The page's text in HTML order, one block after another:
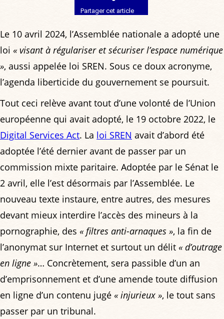
Partager cet article
Le 10 avril 2024, l’Assemblée nationale a adopté une
loi « visant à régulariser et sécuriser l’espace numérique
», aussi appelée loi SREN. Sous ce doux acronyme,
l’agenda liberticide du gouvernement se poursuit.
Tout ceci relève avant tout d’une volonté de l’Union
européenne qui avait adopté, le 19 octobre 2022, le
Digital Services Act. La loi SREN avait d’abord été
adoptée l’été dernier avant de passer par un
commission mixte paritaire. Adoptée par le Sénat le
2 avril, elle l’est désormais par l’Assemblée. Le
nouveau texte instaure, entre autres, des mesures
devant mieux interdire l’accès des mineurs à la
pornographie, des « filtres anti-arnaques », la fin de
l’anonymat sur Internet et surtout un délit « d’outrage
en ligne »… Concrètement, sera passible d’un an
d’emprisonnement et d’une amende toute diffusion
en ligne d’un contenu jugé « injurieux », le tout sans
passer par un tribunal.